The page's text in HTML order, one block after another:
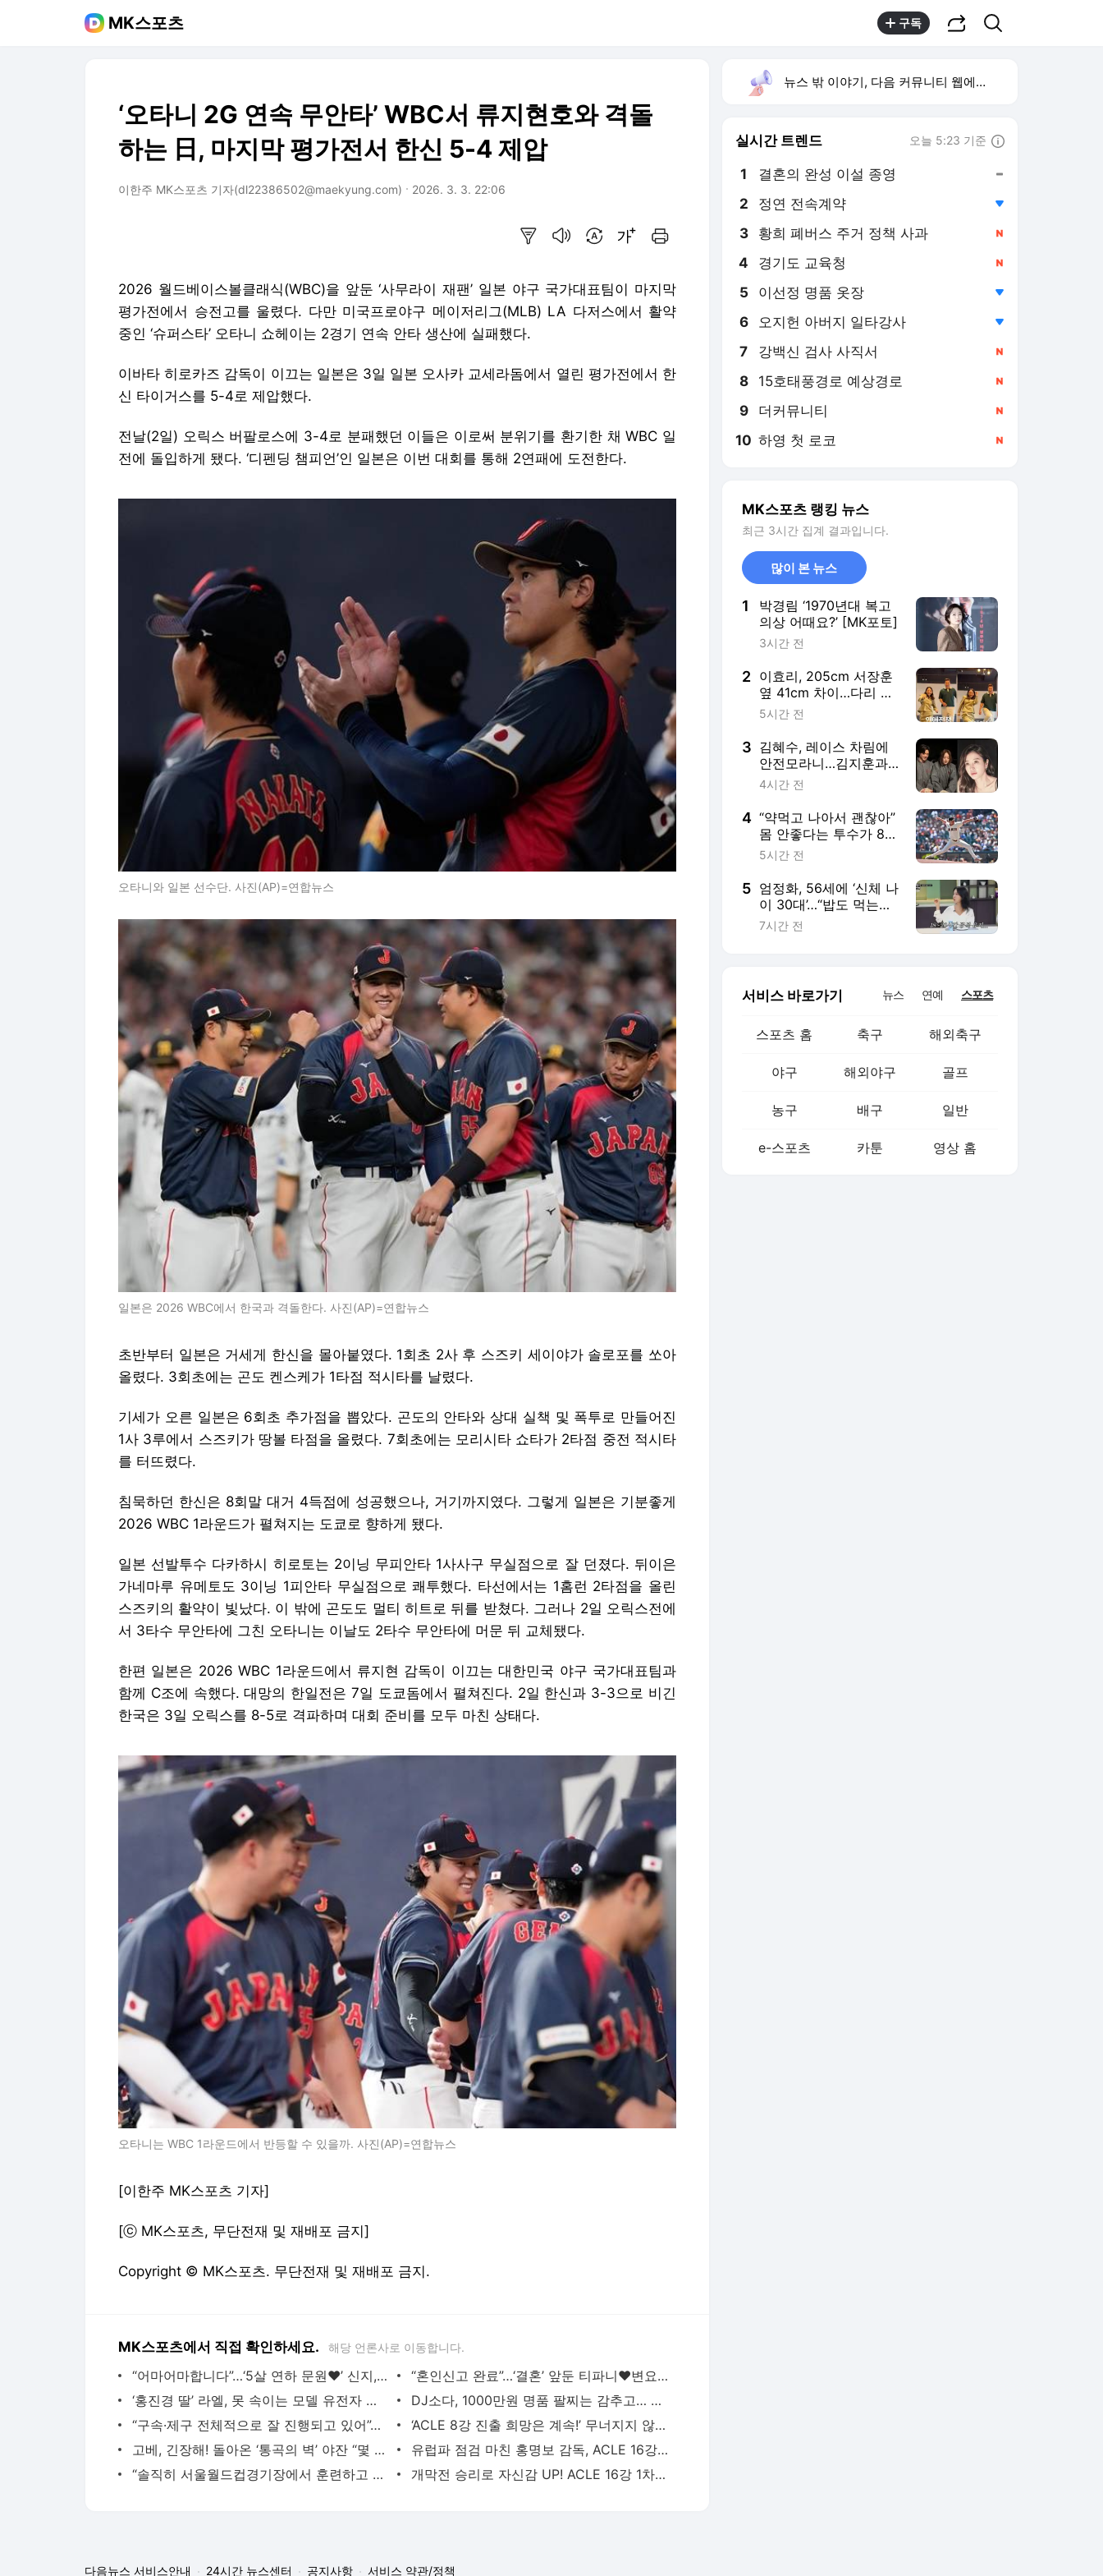
MK스포츠 구독
‘오타니 2G 연속 무안타’ WBC서 류지현호와 격돌
하는 日, 마지막 평가전서 한신 5-4 제압
이한주 MK스포츠 기자(dl22386502@maekyung.com) 2026. 3. 3. 22:06
2026 월드베이스볼클래식(WBC)을 앞둔 ‘사무라이 재팬’ 일본 야구 국가대표팀이 마지막
평가전에서 승전고를 울렸다. 다만 미국프로야구 메이저리그(MLB) LA 다저스에서 활약
중인 ‘슈퍼스타’ 오타니 쇼헤이는 2경기 연속 안타 생산에 실패했다.
이바타 히로카즈 감독이 이끄는 일본은 3일 일본 오사카 교세라돔에서 열린 평가전에서 한
신 타이거스를 5-4로 제압했다.
전날(2일) 오릭스 버팔로스에 3-4로 분패했던 이들은 이로써 분위기를 환기한 채 WBC 일
전에 돌입하게 됐다. ‘디펜딩 챔피언’인 일본은 이번 대회를 통해 2연패에 도전한다.
오타니와 일본 선수단. 사진(AP)=연합뉴스
일본은 2026 WBC에서 한국과 격돌한다. 사진(AP)=연합뉴스
초반부터 일본은 거세게 한신을 몰아붙였다. 1회초 2사 후 스즈키 세이야가 솔로포를 쏘아
올렸다. 3회초에는 곤도 켄스케가 1타점 적시타를 날렸다.
기세가 오른 일본은 6회초 추가점을 뽑았다. 곤도의 안타와 상대 실책 및 폭투로 만들어진
1사 3루에서 스즈키가 땅볼 타점을 올렸다. 7회초에는 모리시타 쇼타가 2타점 중전 적시타
를 터뜨렸다.
침묵하던 한신은 8회말 대거 4득점에 성공했으나, 거기까지였다. 그렇게 일본은 기분좋게
2026 WBC 1라운드가 펼쳐지는 도쿄로 향하게 됐다.
일본 선발투수 다카하시 히로토는 2이닝 무피안타 1사사구 무실점으로 잘 던졌다. 뒤이은
가네마루 유메토도 3이닝 1피안타 무실점으로 쾌투했다. 타선에서는 1홈런 2타점을 올린
스즈키의 활약이 빛났다. 이 밖에 곤도도 멀티 히트로 뒤를 받쳤다. 그러나 2일 오릭스전에
서 3타수 무안타에 그친 오타니는 이날도 2타수 무안타에 머문 뒤 교체됐다.
한편 일본은 2026 WBC 1라운드에서 류지현 감독이 이끄는 대한민국 야구 국가대표팀과
함께 C조에 속했다. 대망의 한일전은 7일 도쿄돔에서 펼쳐진다. 2일 한신과 3-3으로 비긴
한국은 3일 오릭스를 8-5로 격파하며 대회 준비를 모두 마친 상태다.
오타니는 WBC 1라운드에서 반등할 수 있을까. 사진(AP)=연합뉴스
[이한주 MK스포츠 기자]
[ⓒ MK스포츠, 무단전재 및 재배포 금지]
Copyright © MK스포츠. 무단전재 및 재배포 금지.
MK스포츠에서 직접 확인하세요. 해당 언론사로 이동합니다.
“어마어마합니다”…‘5살 연하 문원♥’ 신지, 5월의 신부 레드 요정 변신 - MK스포츠
“혼인신고 완료”…‘결혼’ 앞둔 티파니♥변요한, 부부 됐다 - MK스포츠
‘홍진경 딸’ 라엘, 못 속이는 모델 유전자 미모…정변의 정석 - MK스포츠
DJ소다, 1000만원 명품 팔찌는 감추고… 한파 속 비키니는 보란듯이 - MK스포츠
“구속·제구 전체적으로 잘 진행되고 있어”…2이닝 무실점 쾌투로 베테랑의 품격 보인 류현진,
‘ACLE 8강 진출 희망은 계속!’ 무너지지 않은 강원, 일왕배 챔피언 마치다와 0-0 무…승부는 2차
고베, 긴장해! 돌아온 ‘통곡의 벽’ 야잔 “몇 분 뛰던 김기동 감독님 지시에 따라서 100% 쏟을
유럽파 점검 마친 홍명보 감독, ACLE 16강 열리는 춘천서 ‘국내파 점검’…3월 유럽 원정 ‘깜짝
“솔직히 서울월드컵경기장에서 훈련하고 싶었지만...” 韓·日 자존심 대결 앞둔 김기동 감독이
개막전 승리로 자신감 UP! ACLE 16강 1차전 준비 마친 서울, 볼 감각 극대화 주력 [MK구리] - MK스포츠
뉴스 밖 이야기, 다음 커뮤니티 웹에서 보기
실시간 트렌드 오늘 5:23 기준
1 결혼의 완성 이설 종영
2 정연 전속계약
3 황희 폐버스 주거 정책 사과
4 경기도 교육청
5 이선정 명품 옷장
6 오지헌 아버지 일타강사
7 강백신 검사 사직서
8 15호태풍경로 예상경로
9 더커뮤니티
10 하영 첫 로코
MK스포츠 랭킹 뉴스
최근 3시간 집계 결과입니다.
많이 본 뉴스
1
박경림 ‘1970년대 복고
의상 어때요?’ [MK포토]
3시간 전
2 이효리, 205cm 서장훈
옆 41cm 차이…다리 들
자 동작은 ‘복붙’
5시간 전
3 김혜수, 레이스 차림에
안전모라니…김지훈과
시체 앞에 섰다
4시간 전
4 “약먹고 나아서 괜찮아”
몸 안좋다는 투수가 8이
닝 1실점...SF 에이스 웹
5시간 전
5 엄정화, 56세에 ‘신체 나
이 30대’…“밥도 먹는다”
치팅 뒤엔 20시간 공복
7시간 전
서비스 바로가기 뉴스 연예 스포츠
스포츠 홈 축구 해외축구
야구 해외야구 골프
농구 배구 일반
e-스포츠 카툰 영상 홈
다음뉴스 서비스안내 24시간 뉴스센터 공지사항 서비스 약관/정책